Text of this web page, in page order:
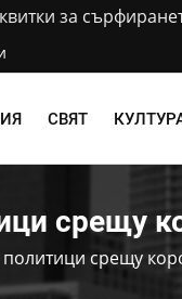
за
СВЯТ
срещу
срещу